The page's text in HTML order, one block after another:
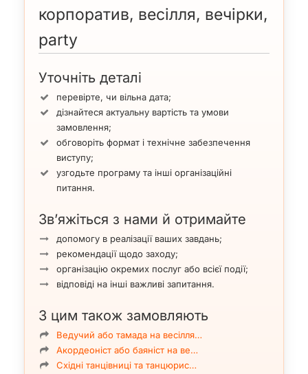
корпоратив, весілля, вечірки,
party
Уточніть деталі
перевірте, чи вільна дата;
дізнайтеся актуальну вартість та умови
замовлення;
обговоріть формат і технічне забезпечення
виступу;
узгодьте програму та інші організаційні
питання.
Зв’яжіться з нами й отримайте
допомогу в реалізації ваших завдань;
рекомендації щодо заходу;
організацію окремих послуг або всієї події;
відповіді на інші важливі запитання.
З цим також замовляють
Ведучий або тамада на весілля…
Акордеоніст або баяніст на ве…
Східні танцівниці та танцюрис…